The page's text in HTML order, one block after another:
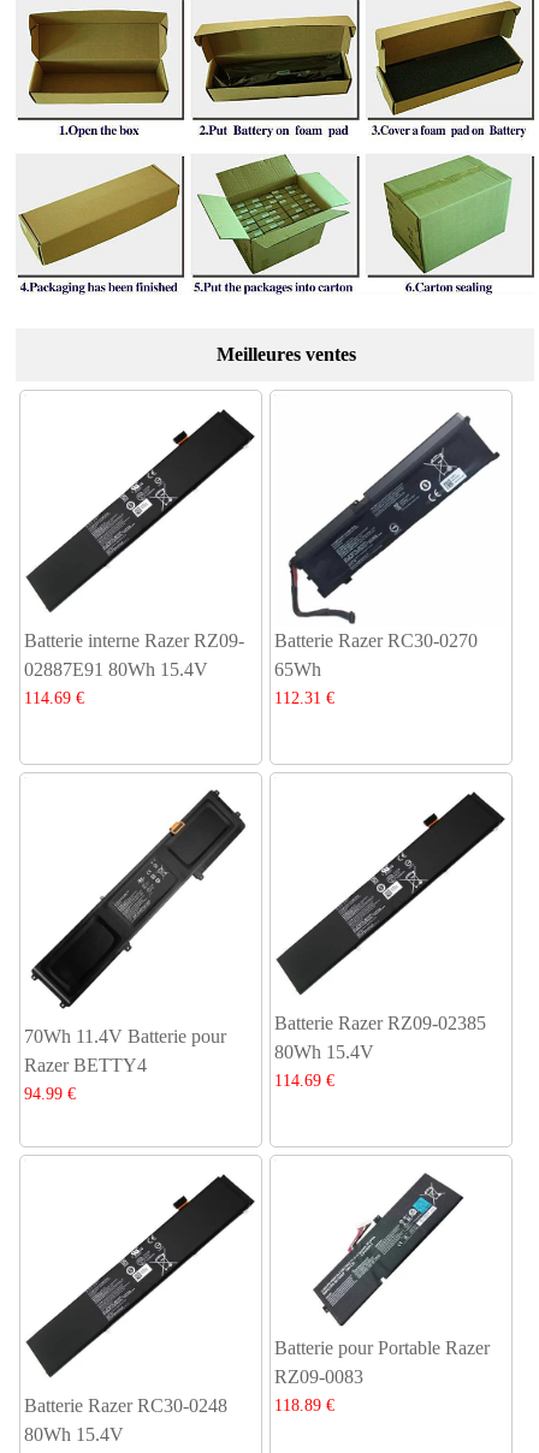
Meilleures ventes
Batterie interne Razer RZ09-
02887E91 80Wh 15.4V
114.69 €
Batterie Razer RC30-0270
65Wh
112.31 €
70Wh 11.4V Batterie pour
Razer BETTY4
94.99 €
Batterie Razer RZ09-02385
80Wh 15.4V
114.69 €
Batterie Razer RC30-0248
80Wh 15.4V
Batterie pour Portable Razer
RZ09-0083
118.89 €